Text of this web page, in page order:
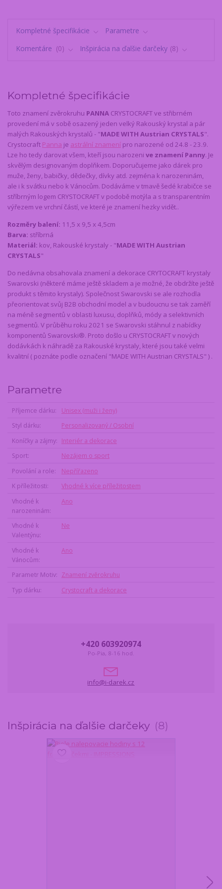
Kompletné špecifikácie
Parametre
Komentáre
0 Inšpirácia na ďalšie darčeky 8
Kompletné špecifikácie
Toto znamení zvěrokruhu PANNA CRYSTOCRAFT ve střibrném
provedení má v sobě osazený jeden velký Rakouský krystal a pár
malých Rakouských krystalů - "MADE WITH Austrian CRYSTALS".
Crystocraft Panna je astrální znamení pro narozené od 24.8 - 23.9.
Lze ho tedy darovat všem, kteří jsou narozeni ve znamení Panny. Je
skvělým designovaným doplňkem. Doporučujeme jako dárek pro
muže, ženy, babičky, dědečky, dívky atd. zejména k narozeninám,
ale i k svátku nebo k Vánocům. Dodáváme v tmavě šedé krabičce se
stříbrným logem CRYSTOCRAFT v podobě motýla a s transparentním
výřezem ve vrchní částí, ve které je znamení hezky vidět..
Rozměry balení: 11,5 x 9,5 x 4,5cm
Barva: stříbrná
Materiál: kov, Rakouské krystaly - "MADE WITH Austrian
CRYSTALS"
Do nedávna obsahovala znamení a dekorace CRYTOCRAFT krystaly
Swarovski (některé máme ještě skladem a je možné, že obdržíte ještě
produkt s těmito krystaly). Společnost Swarovski se ale rozhodla
přeorientovat svůj B2B obchodní model a v budoucnu se tak zaměří
na méně segmentů v oblasti luxusu, doplňků, módy a selektivních
segmentů. V průběhu roku 2021 se Swarovski stáhnul z nabídky
komponentů Swarovski®. Proto došlo u CRYSTOCRAFT v nových
dodávkách k náhradě za Rakouské krystaly, které jsou také velmi
kvalitní ( poznáte podle označení "MADE WITH Austrian CRYSTALS" ) .
Parametre
Příjemce dárku
Unisex (muži i ženy)
Styl dárku
Personalizovaný / Osobní
Koníčky a zájmy
Interiér a dekorace
Sport
Nezájem o sport
Povolání a role
Nepřířazeno
K příležitosti
Vhodné k více příležitostem
Vhodné k
narozeninám
Ano
Vhodné k
Valentýnu
Ne
Vhodné k
Vánocům
Ano
Parametr Motiv
Znamení zvěrokruhu
Typ dárku
Crystocraft a dekorace
+420 603920974
Po-Pia, 8-16 hod.
info@i-darek.cz
Inšpirácia na ďalšie darčeky 8